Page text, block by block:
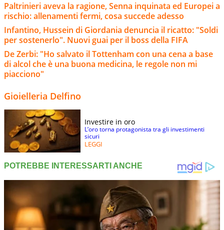
Paltrinieri aveva la ragione, Senna inquinata ed Europei a
rischio: allenamenti fermi, cosa succede adesso
Infantino, Hussein di Giordania denuncia il ricatto: "Soldi
per sostenerlo". Nuovi guai per il boss della FIFA
De Zerbi: "Ho salvato il Tottenham con una cena a base
di alcol che è una buona medicina, le regole non mi
piacciono"
Gioielleria Delfino
Investire in oro
L’oro torna protagonista tra gli investimenti
sicuri
LEGGI